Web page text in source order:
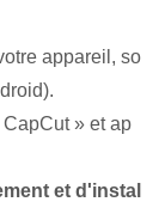
appareil, so
» et ap
et d'instal